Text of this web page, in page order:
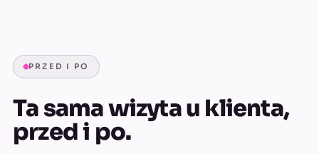
PRZED I PO
Ta sama wizyta u klienta,
przed i po.